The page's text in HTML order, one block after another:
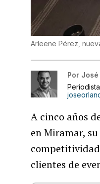
Arleene Pérez,
Por José
A cinco años
en Miramar,
clientes de